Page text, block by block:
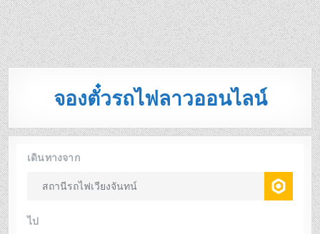
จองตั๋วรถไฟลาวออนไลน์